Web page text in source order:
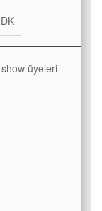
üyeleri